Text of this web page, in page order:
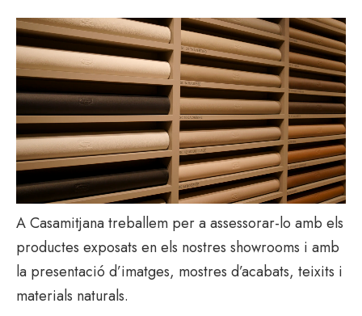
A Casamitjana treballem per a assessorar-lo amb els
productes exposats en els nostres showrooms i amb
la presentació d’imatges, mostres d’acabats, teixits i
materials naturals.